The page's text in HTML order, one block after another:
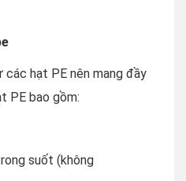
hạt PE nên mang đầy
PE bao gồm:
suốt (không